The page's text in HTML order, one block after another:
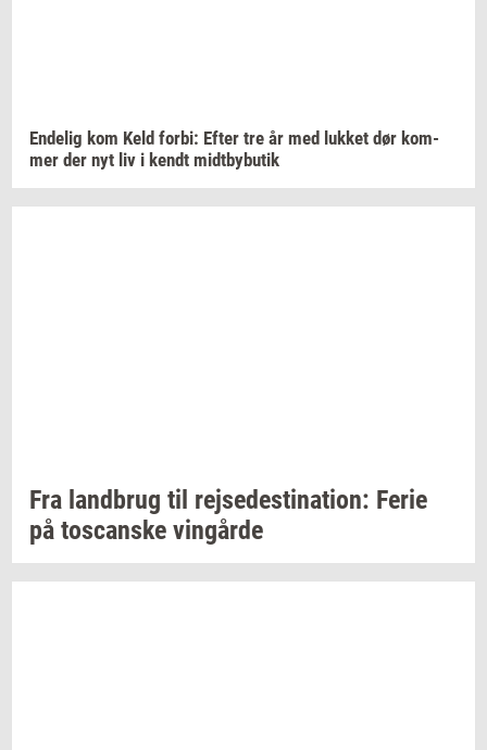
En­de­lig kom Keld forbi: Efter tre år med luk­ket dør kom­
mer der nyt liv i kendt midt­by­bu­tik
Fra land­brug til rej­se­desti­na­tion: Ferie
på toscan­ske vin­går­de